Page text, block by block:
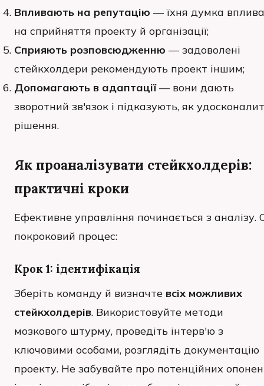
Впливають на репутацію — їхня думка
на сприйняття проекту й організації;
Сприяють розповсюдженню — задоволені
стейкхолдери рекомендують проект іншим;
Допомагають в адаптації— вони дають
зворотний зв'язок і підказують, як
рішення.
Як проаналізувати стейкхолдерів:
практичні кроки
Ефективне управління починається з аналізу.
покроковий процес:
Крок 1: ідентифікація
Зберіть команду й визначте всіх можливих
стейкхолдерів. Використовуйте методи
мозкового штурму, проведіть інтерв'ю з
ключовими особами, розглядіть документацію
проекту. Не забувайте про потенційних